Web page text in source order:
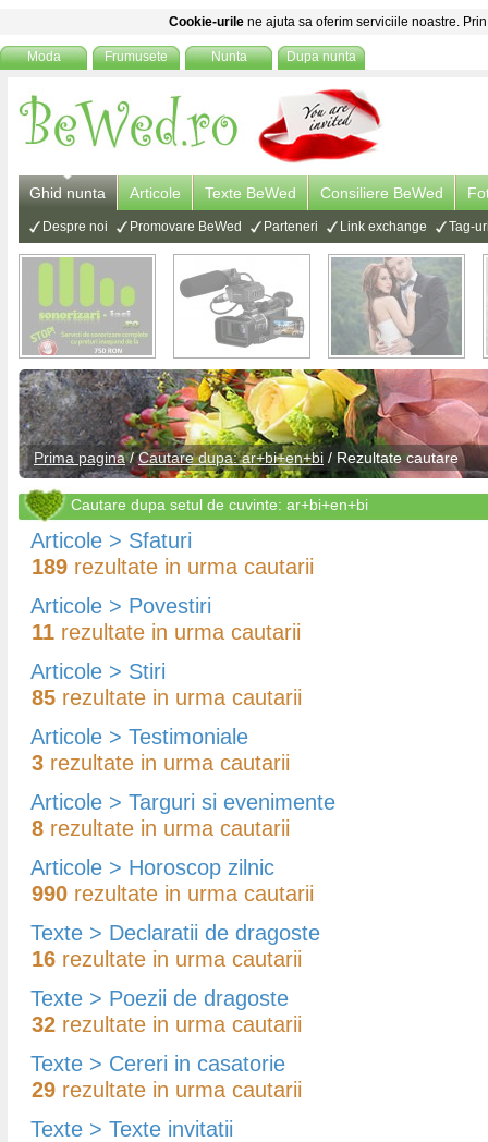
Cookie-urile ne ajuta sa oferim serviciile noastre.
Moda Frumusete Nunta Dupa nunta
Ghid nunta Articole Texte BeWed Consiliere BeWed
Despre noi Promovare BeWed Parteneri Link exchange Tag-
Prima pagina/Cautare dupa: ar+bi+en+bi / Rezultate cautare
Cautare dupa setul de cuvinte: ar+bi+en+bi
Articole > Sfaturi
189 rezultate in urma cautarii
Articole > Povestiri
11 rezultate in urma cautarii
Articole > Stiri
85 rezultate in urma cautarii
Articole > Testimoniale
3 rezultate in urma cautarii
Articole > Targuri si evenimente
8 rezultate in urma cautarii
Articole > Horoscop zilnic
990 rezultate in urma cautarii
Texte > Declaratii de dragoste
16 rezultate in urma cautarii
Texte > Poezii de dragoste
32 rezultate in urma cautarii
Texte > Cereri in casatorie
29 rezultate in urma cautarii
Texte > Texte invitatii